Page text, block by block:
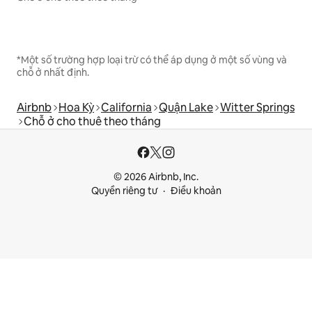
*Một số trường hợp loại trừ có thể áp dụng ở một số vùng và
chỗ ở nhất định.
Airbnb Hoa Kỳ California Quận Lake Witter Springs
Chỗ ở cho thuê theo tháng
© 2026 Airbnb, Inc.
Quyền riêng tư
Điều khoản